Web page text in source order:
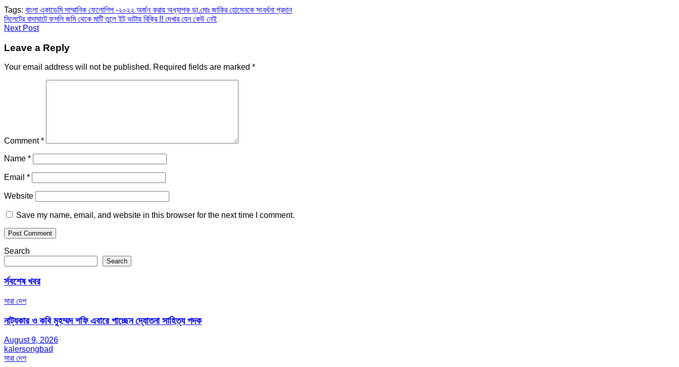
Tags: বাংলা একাডেমি সাম্মানিক ফেলোশিপ -২০২২ অর্জন করায় অধ্যাপক ডা.মোঃ জাকির হোসেনকে সংবর্ধনা প্রদান
Post
navigation
সিলেটের বাদাঘাটে ফসলি জমি থেকে মাটি তুলে ইট ভাটায় বিক্রি !! দেখার যেন কেউ নেই
Next Post
Leave a Reply
Your email address will not be published. Required fields are marked *
Comment*
Name *
Email *
Website
Save my name, email, and website in this browser for the next time I comment.
Search
Search
র্সবশেষ খবর
সারা দেশ
নাট্যকার ও কবি মুহম্মদ শফি এবারে পাচ্ছেন দ্যোতনা সাহিত্য পদক
August 9, 2026
kalersongbad
সারা দেশ